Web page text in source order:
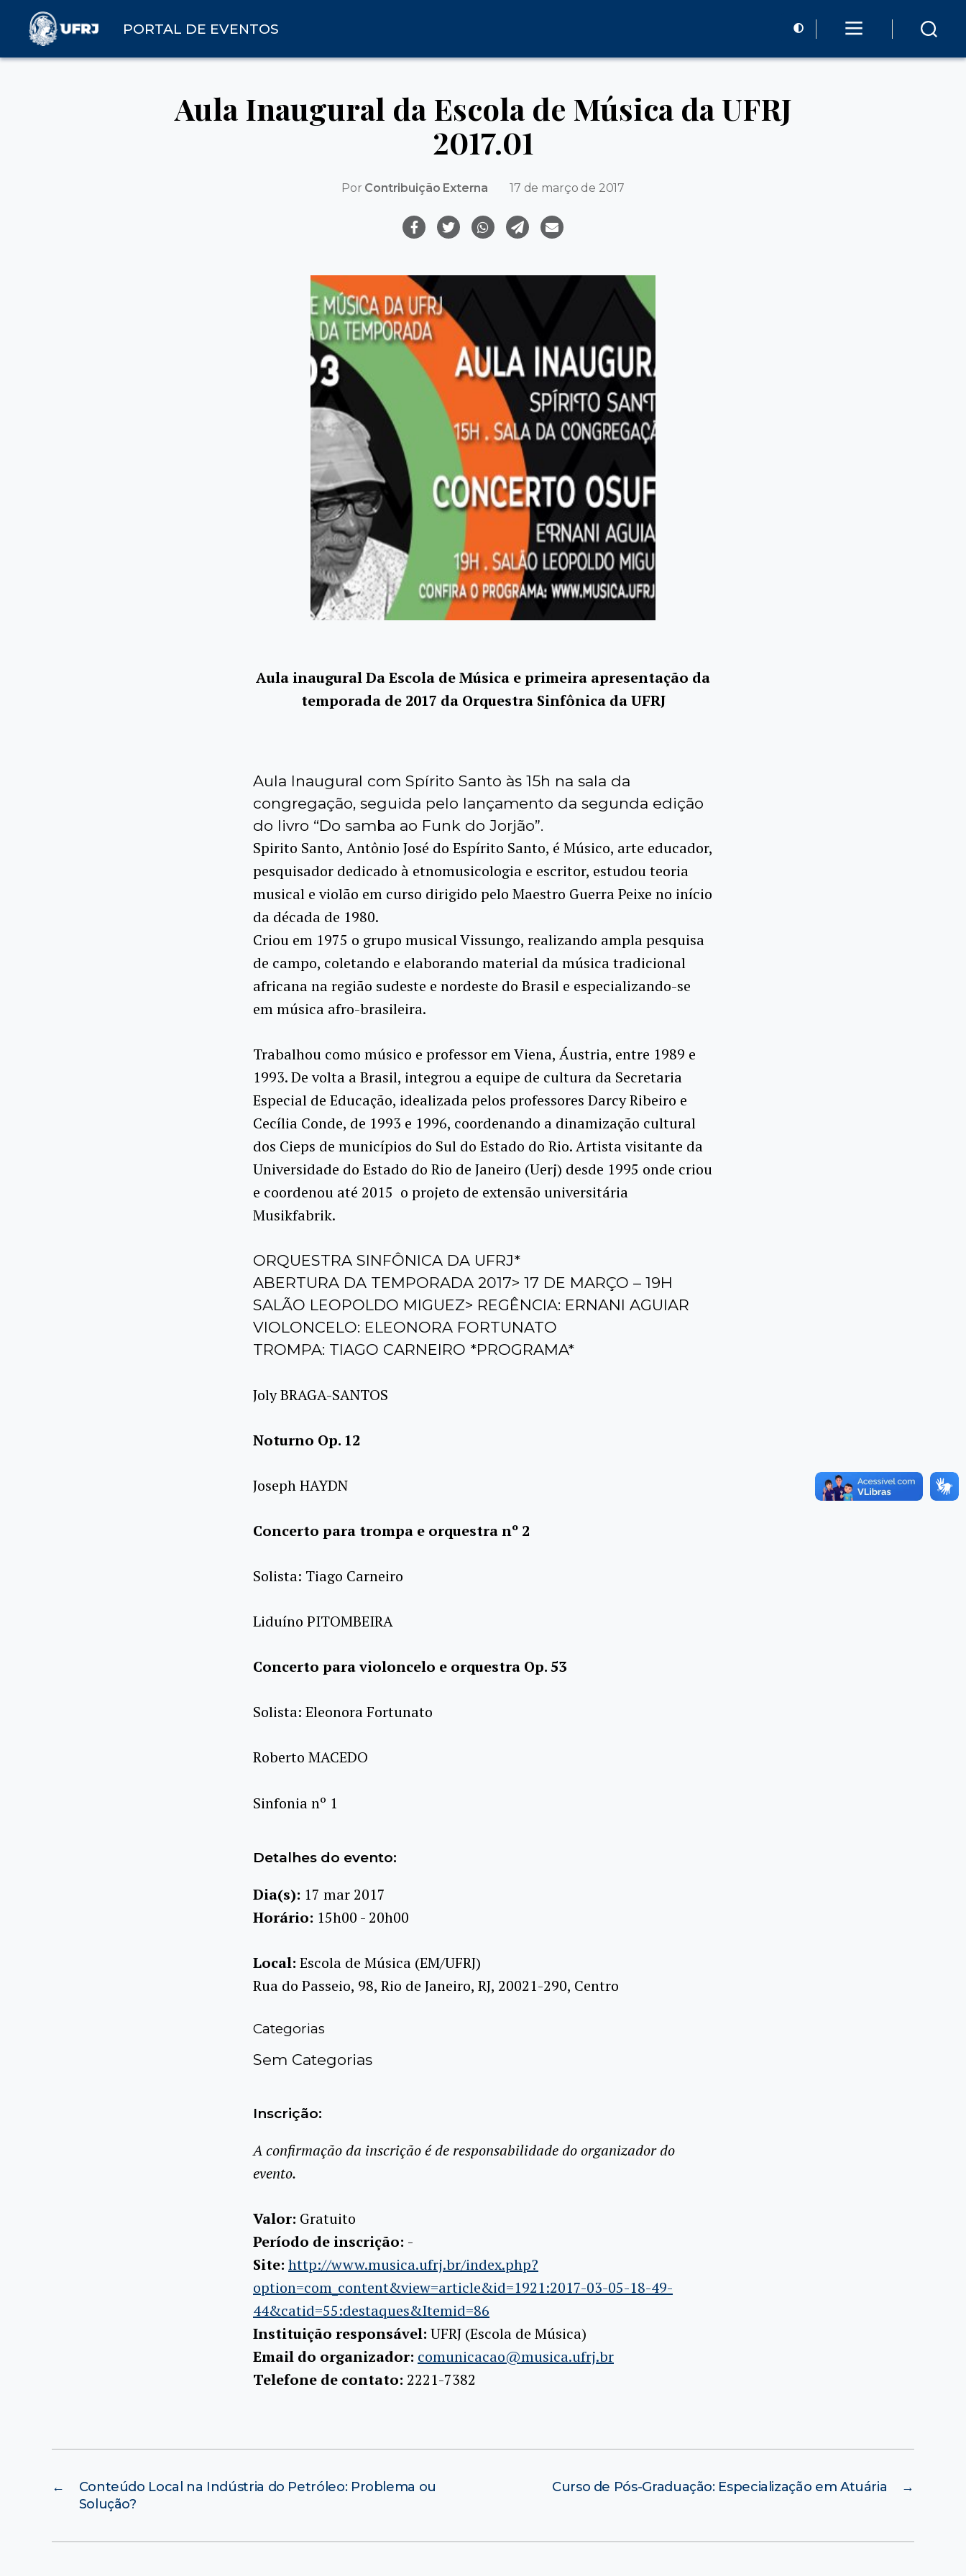
PORTAL DE EVENTOS
Aula Inaugural da Escola de Música da UFRJ
2017.01
Por Contribuição Externa 17 de março de 2017
Aula inaugural Da Escola de Música e primeira apresentação da
temporada de 2017 da Orquestra Sinfônica da UFRJ
Aula Inaugural com Spírito Santo às 15h na sala da
congregação, seguida pelo lançamento da segunda edição
do livro “Do samba ao Funk do Jorjão”.
Spirito Santo, Antônio José do Espírito Santo, é Músico, arte educador,
pesquisador dedicado à etnomusicologia e escritor, estudou teoria
musical e violão em curso dirigido pelo Maestro Guerra Peixe no início
da década de 1980.
Criou em 1975 o grupo musical Vissungo, realizando ampla pesquisa
de campo, coletando e elaborando material da música tradicional
africana na região sudeste e nordeste do Brasil e especializando-se
em música afro-brasileira.
Trabalhou como músico e professor em Viena, Áustria, entre 1989 e
1993. De volta a Brasil, integrou a equipe de cultura da Secretaria
Especial de Educação, idealizada pelos professores Darcy Ribeiro e
Cecília Conde, de 1993 e 1996, coordenando a dinamização cultural
dos Cieps de municípios do Sul do Estado do Rio. Artista visitante da
Universidade do Estado do Rio de Janeiro (Uerj) desde 1995 onde criou
e coordenou até 2015 o projeto de extensão universitária
Musikfabrik.
ORQUESTRA SINFÔNICA DA UFRJ*
ABERTURA DA TEMPORADA 2017> 17 DE MARÇO – 19H
SALÃO LEOPOLDO MIGUEZ> REGÊNCIA: ERNANI AGUIAR
VIOLONCELO: ELEONORA FORTUNATO
TROMPA: TIAGO CARNEIRO *PROGRAMA*
Joly BRAGA-SANTOS
Noturno Op. 12
Joseph HAYDN
Concerto para trompa e orquestra nº 2
Solista: Tiago Carneiro
Liduíno PITOMBEIRA
Concerto para violoncelo e orquestra Op. 53
Solista: Eleonora Fortunato
Roberto MACEDO
Sinfonia nº 1
Detalhes do evento:
Dia(s): 17 mar 2017
Horário: 15h00 - 20h00
Local: Escola de Música (EM/UFRJ)
Rua do Passeio, 98, Rio de Janeiro, RJ, 20021-290, Centro
Categorias
Sem Categorias
Inscrição:
A confirmação da inscrição é de responsabilidade do organizador do
evento.
Valor: Gratuito
Período de inscrição: -
Site: http://www.musica.ufrj.br/index.php?
option=com_content&view=article&id=1921:2017-03-05-18-49-
44&catid=55:destaques&Itemid=86
Instituição responsável: UFRJ (Escola de Música)
Email do organizador: comunicacao@musica.ufrj.br
Telefone de contato: 2221-7382
←
Conteúdo Local na Indústria do Petróleo: Problema ou
Solução?
→
Curso de Pós-Graduação: Especialização em Atuária